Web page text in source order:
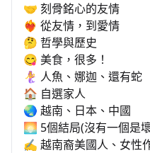
🤝 刻骨銘心的友情
❤️‍🔥 從友情，到愛情
🤔 哲學與歷史
😋 美食，很多！
🧜‍♀️ 人魚、娜迦、還有蛇
🏠 自選家人
🌏 越南、日本、中國
🌅 5個結局(沒有一個是
✍️ 越南裔美國人、女性